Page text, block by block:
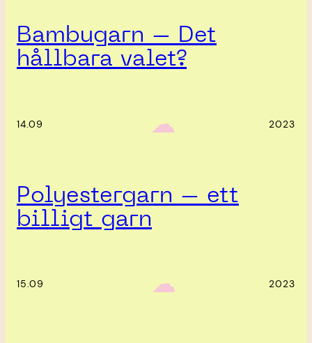
Bambugarn – Det
hållbara valet?
14.09 ‎ ‎‎ ☁︎‎‎ 2023
Polyestergarn – ett
billigt garn
15.09 ‎ ‎‎ ☁︎‎‎ 2023